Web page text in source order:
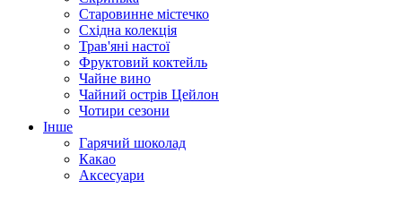
Старовинне містечко
Східна колекція
Трав'яні настої
Фруктовий коктейль
Чайне вино
Чайний острів Цейлон
Чотири сезони
Інше
Гарячий шоколад
Какао
Аксесуари